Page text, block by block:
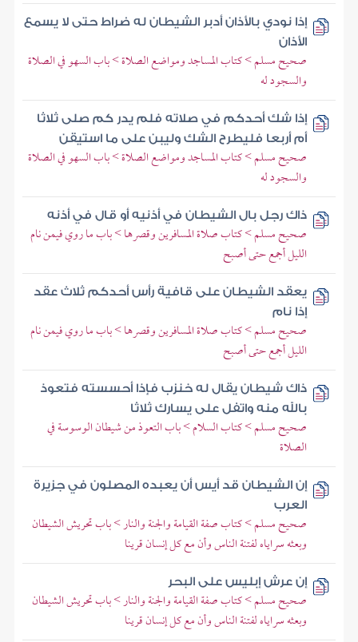
إذا نودي بالأذان أدبر الشيطان له ضراط حتى لا يسمع
الأذان
صحيح مسلم > كتاب المساجد ومواضع الصلاة > باب السهو في الصلاة
والسجود له
إذا شك أحدكم في صلاته فلم يدر كم صلى ثلاثا
أم أربعا فليطرح الشك وليبن على ما استيقن
صحيح مسلم > كتاب المساجد ومواضع الصلاة > باب السهو في الصلاة
والسجود له
ذاك رجل بال الشيطان في أذنيه أو قال في أذنه
صحيح مسلم > كتاب صلاة المسافرين وقصرها > باب ما روي فيمن نام
الليل أجمع حتى أصبح
يعقد الشيطان على قافية رأس أحدكم ثلاث عقد
إذا نام
صحيح مسلم > كتاب صلاة المسافرين وقصرها > باب ما روي فيمن نام
الليل أجمع حتى أصبح
ذاك شيطان يقال له خنزب فإذا أحسسته فتعوذ
بالله منه واتفل على يسارك ثلاثا
صحيح مسلم > كتاب السلام > باب التعوذ من شيطان الوسوسة في
الصلاة
إن الشيطان قد أيس أن يعبده المصلون في جزيرة
العرب
صحيح مسلم > كتاب صفة القيامة والجنة والنار > باب تحريش الشيطان
وبعثه سراياه لفتنة الناس وأن مع كل إنسان قرينا
إن عرش إبليس على البحر
صحيح مسلم > كتاب صفة القيامة والجنة والنار > باب تحريش الشيطان
وبعثه سراياه لفتنة الناس وأن مع كل إنسان قرينا